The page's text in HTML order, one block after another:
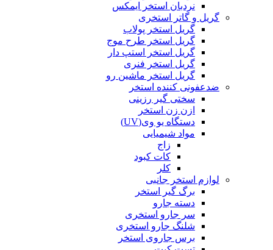
نردبان استخر ایمکس
گریل و گاتر استخری
گریل استخر پولاب
گریل استخر طرح موج
گریل استخر استپ دار
گریل استخر فنری
گریل استخر ماشین رو
ضدعفونی کننده استخر
سختی گیر رزینی
ازن زن استخر
دستگاه یو وی(UV)
مواد شیمیایی
زاج
کات کبود
کلر
لوازم استخر جانبی
برگ گیر استخر
دسته جارو
سر جارو استخری
شلنگ جارو استخری
برس جاروی استخر